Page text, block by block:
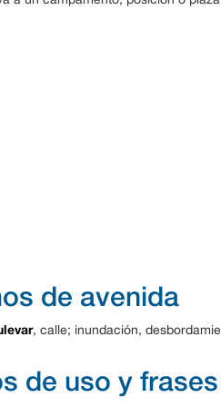
de avenida
, calle; inundación,
de uso y frases